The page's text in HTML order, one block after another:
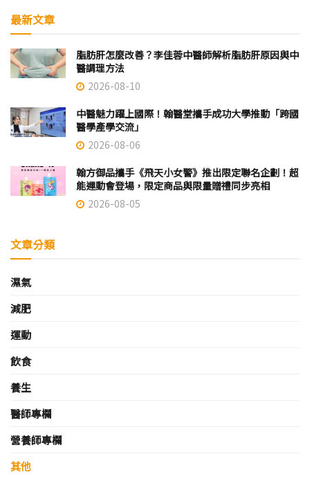
最新文章
脂肪肝怎麼改善？李佳蓉中醫師解析脂肪肝原因與中
醫調理方法
2026-08-10
中醫魅力躍上國際！翰醫堂攜手成功大學推動「跨國
醫學產學交流」
2026-08-06
翰方御品攜手《飛天小女警》推出限定聯名企劃！超
能運動會登場，限定商品與限量贈禮同步亮相
2026-08-05
文章分類
濕氣
減肥
運動
飲食
養生
醫師專欄
營養師專欄
其他